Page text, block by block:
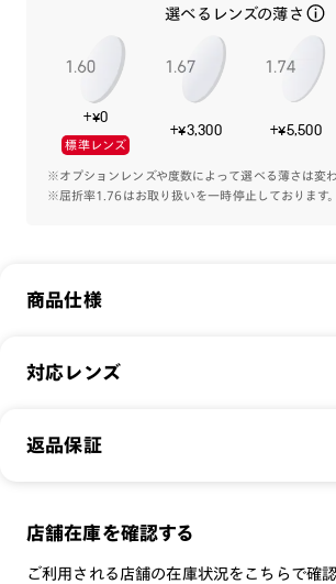
こちらの商品は新しいモデルに切り替わり
ルはこちら⇒【UGF-25A-163】
「おうち時間に着替えるメガネ」JINS
おうち時間こそ、好きな自分でいたい。
見た目も軽さもかけ心地もストレスフリーな
心からリラックスできるじぶん時間へ。
落ち着いたブラウン系から明るいトーンや
テンプル（つる）は薄く、頭の形に沿うよ
ことで、横になっても顔にやさしく寄り添い
採用。かけたまま寝転がっても変形しにく
できる快適で心地いいおうち時間をすごせる
選べるレンズの薄さ
+¥0
標準レンズ
+¥3,300 +¥5,500
※オプションレンズや度数によって選べる薄さは変わ
※屈折率1.76はお取り扱いを一時停止しております。
商品仕様
商品名：
サイズ：
シリーズ： SCENE
性別： UNISEX
対応レンズ
クリアレンズ（常用・老眼鏡用）
JINS SCREEN
返品保証
メガネの度数が合わなくなっても、
店舗在庫を確認する
ご利用される店舗の在庫状況をこちらで確